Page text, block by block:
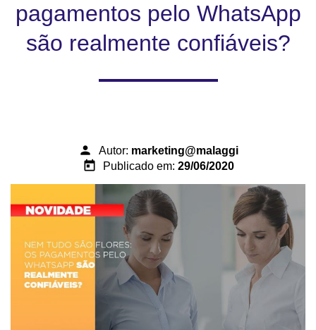
pagamentos pelo WhatsApp
são realmente confiáveis?
person Autor: marketing@malaggi
today Publicado em: 29/06/2020